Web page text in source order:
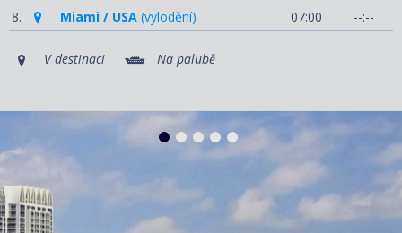
8.
Miami / USA (vylodění) 07:00 --:--
V destinaci Na palubě